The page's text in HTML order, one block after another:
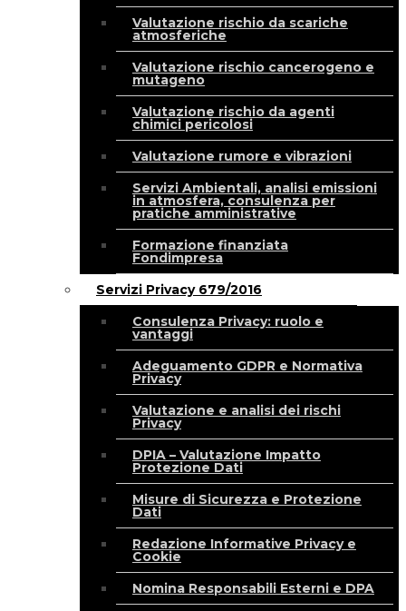
Valutazione rischio da scariche
atmosferiche
Valutazione rischio cancerogeno e
mutageno
Valutazione rischio da agenti
chimici pericolosi
Valutazione rumore e vibrazioni
Servizi Ambientali, analisi emissioni
in atmosfera, consulenza per
pratiche amministrative
Formazione finanziata
Fondimpresa
Servizi Privacy 679/2016
Consulenza Privacy: ruolo e
vantaggi
Adeguamento GDPR e Normativa
Privacy
Valutazione e analisi dei rischi
Privacy
DPIA – Valutazione Impatto
Protezione Dati
Misure di Sicurezza e Protezione
Dati
Redazione Informative Privacy e
Cookie
Nomina Responsabili Esterni e DPA